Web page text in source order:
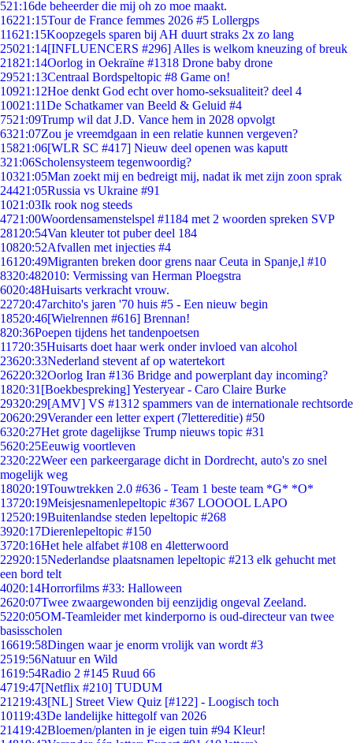
521:16de beheerder die mij oh zo moe maakt.
16221:15Tour de France femmes 2026 #5 Lollergps
11621:15Koopzegels sparen bij AH duurt straks 2x zo lang
25021:14[INFLUENCERS #296] Alles is welkom kneuzing of breuk
21821:14Oorlog in Oekraïne #1318 Drone baby drone
29521:13Centraal Bordspeltopic #8 Game on!
10921:12Hoe denkt God echt over homo-seksualiteit? deel 4
10021:11De Schatkamer van Beeld & Geluid #4
7521:09Trump wil dat J.D. Vance hem in 2028 opvolgt
6321:07Zou je vreemdgaan in een relatie kunnen vergeven?
15821:06[WLR SC #417] Nieuw deel openen was kaputt
321:06Scholensysteem tegenwoordig?
10321:05Man zoekt mij en bedreigt mij, nadat ik met zijn zoon sprak
24421:05Russia vs Ukraine #91
1021:03Ik rook nog steeds
4721:00Woordensamenstelspel #1184 met 2 woorden spreken SVP
281 20:54Van kleuter tot puber deel 184
10820:52Afvallen met injecties #4
161 20:49Migranten breken door grens naar Ceuta in Spanje,l #10
8320:482010: Vermissing van Herman Ploegstra
6020:48Huisarts verkracht vrouw.
22720:47archito's jaren '70 huis #5 - Een nieuw begin
18520:46[Wielrennen #616] Brennan!
820:36Poepen tijdens het tandenpoetsen
11720:35Huisarts doet haar werk onder invloed van alcohol
23620:33Nederland stevent af op watertekort
26220:32Oorlog Iran #136 Bridge and powerplant day incoming?
1820:31 [Boekbespreking] Yesteryear - Caro Claire Burke
29320:29[AMV] VS #1312 spammers van de internationale rechtsorde
20620:29Verander een letter expert (7lettereditie) #50
6320:27Het grote dagelijkse Trump nieuws topic #31
5620:25Eeuwig voortleven
2320:22Weer een parkeergarage dicht in Dordrecht, auto's zo snel
mogelijk weg
18020:19Touwtrekken 2.0 #636 - Team 1 beste team *G* *O*
13720:19Meisjesnamenlepeltopic #367 LOOOOL LAPO
12520:19Buitenlandse steden lepeltopic #268
3920:17Dierenlepeltopic #150
3720:16Het hele alfabet #108 en 4letterwoord
22920:15Nederlandse plaatsnamen lepeltopic #213 elk gehucht met
een bord telt
4020:14Horrorfilms #33: Halloween
2620:07Twee zwaargewonden bij eenzijdig ongeval Zeeland.
5220:05OM-Teamleider met kinderporno is oud-directeur van twee
basisscholen
16619:58Dingen waar je enorm vrolijk van wordt #3
2519:56Natuur en Wild
1619:54Radio 2 #145 Ruud 66
4719:47[Netflix #210] TUDUM
21219:43[NL] Street View Quiz [#122] - Loogisch toch
10119:43De landelijke hittegolf van 2026
21419:42Bloemen/planten in je eigen tuin #94 Kleur!